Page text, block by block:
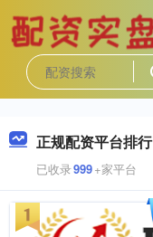
正规配资平台排行
已收录999+家平台